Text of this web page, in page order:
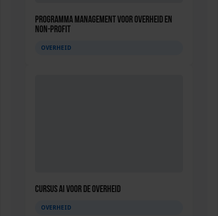
Programma Management voor overheid en
non-profit
OVERHEID
Cursus AI voor de overheid
OVERHEID